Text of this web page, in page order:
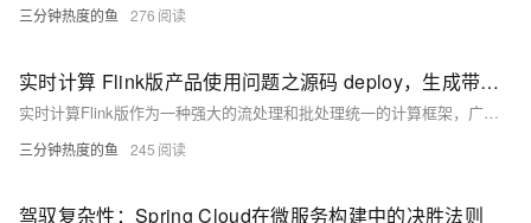
三分钟热度的鱼 276
实时计算 Flink版产品使用问题之源码 deploy，生成带有时间戳的jar包，如何修改配置信息
实时计算Flink版作为一种强大的流处理和批处理统一的计算框架，广泛应用于各种需要实时数据处理和分析的场景。实时计算Flink版通常结合SQL接口、DataStream API、以及与上下游数据源和存储系统的丰富连接器，提供了一套全面的解决方案，以应对各种实时计算需求。其低延迟、高吞吐、容错性强的特点，使其成为众多企业和组织实时数据处理首选的技术平台。以下是实时计算Flink版的一些典型使用合集。
三分钟热度的鱼 245
驾驭复杂性：Spring Cloud在微服务构建中的决胜法则